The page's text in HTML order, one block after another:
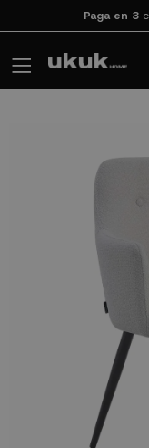
Paga en 3